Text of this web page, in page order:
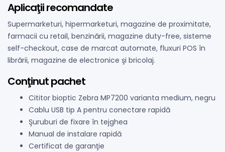
Aplicaţii recomandate
Supermarketuri, hipermarketuri, magazine de proximitate,
farmacii cu retail, benzinării, magazine duty-free, sisteme
self-checkout, case de marcat automate, fluxuri POS în
librării, magazine de electronice şi bricolaj.
Conţinut pachet
Cititor bioptic Zebra MP7200 varianta medium, negru
Cablu USB tip A pentru conectare rapidă
Şuruburi de fixare în tejghea
Manual de instalare rapidă
Certificat de garanţie